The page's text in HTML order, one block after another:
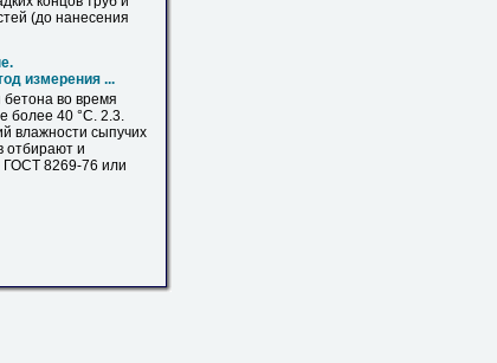
(до нанесения
измерения ...
бетона во время
более 40 °С. 2.3.
влажности сыпучих
отбирают и
ГОСТ 8269-76 или